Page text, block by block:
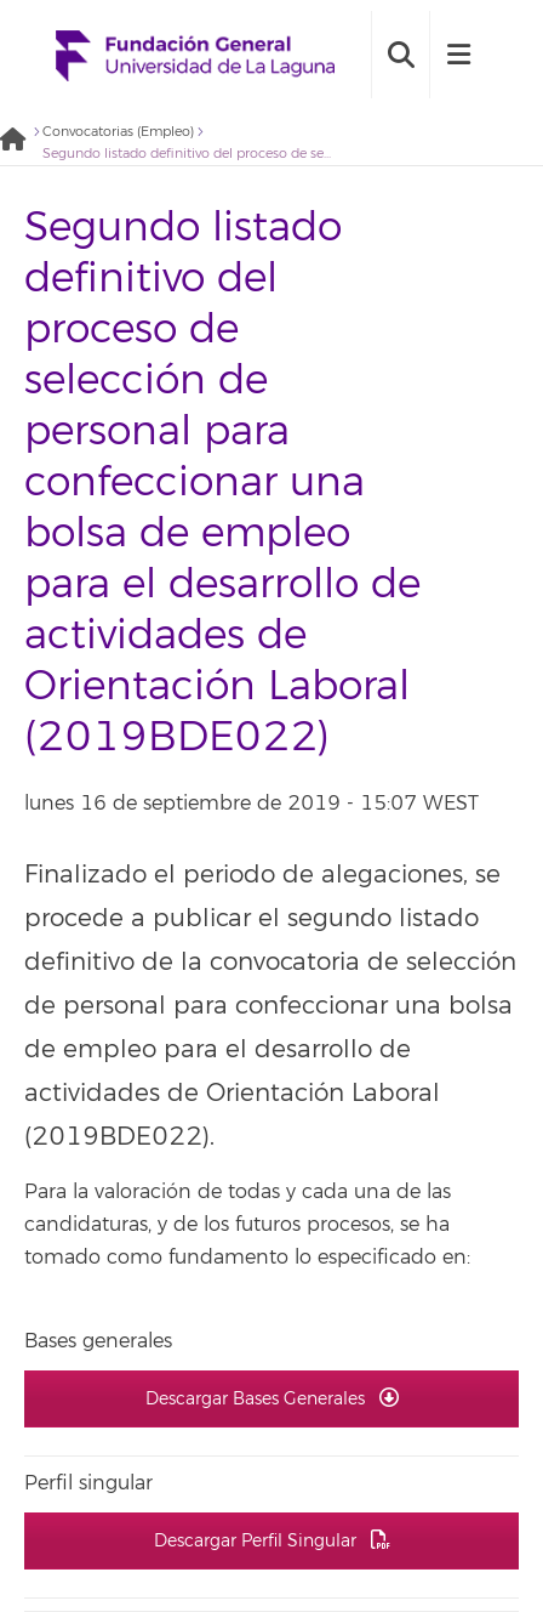
Convocatorias (Empleo)
Segundo listado definitivo del proceso de selección de personal para confeccionar una bolsa de empleo para el desarrollo de actividades de Orientación Laboral (2019BDE022)
Segundo listado
definitivo del
proceso de
selección de
personal para
confeccionar una
bolsa de empleo
para el desarrollo de
actividades de
Orientación Laboral
(2019BDE022)
lunes 16 de septiembre de 2019 - 15:07 WEST
Finalizado el periodo de alegaciones, se
procede a publicar el segundo listado
definitivo de la convocatoria de selección
de personal para confeccionar una bolsa
de empleo para el desarrollo de
actividades de Orientación Laboral
(2019BDE022).
Para la valoración de todas y cada una de las
candidaturas, y de los futuros procesos, se ha
tomado como fundamento lo especificado en:
Bases generales
Descargar Bases Generales
Perfil singular
Descargar Perfil Singular